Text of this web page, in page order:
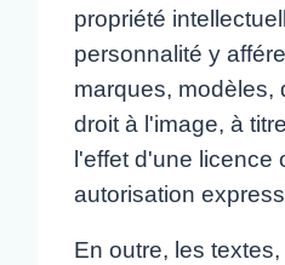
propriété
personnalité y
marques, modèles,
droit à l'image, à
l'effet d'une licence
autorisation
En outre, les